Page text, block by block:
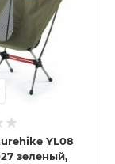
YL08
зеленый,